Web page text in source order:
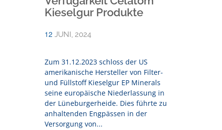
Kieselgur Produkte
12 JUNI, 2024
Zum 31.12.2023 schloss der US
amerikanische Hersteller von Filter-
und Füllstoff Kieselgur EP Minerals
seine europäische Niederlassung in
der Lüneburgerheide. Dies führte zu
anhaltenden Engpässen in der
Versorgung von...